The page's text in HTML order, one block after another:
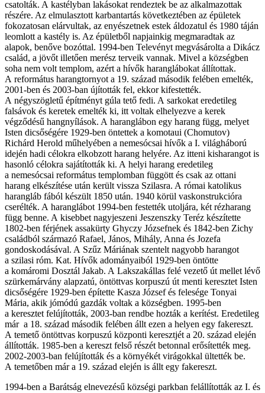
csatolták. A kastélyban lakásokat rendeztek be az alkalmazottak
részére. Az elmulasztott karbantartás következtében az épületek
fokozatosan elárvultak, az enyészetnek estek áldozatul és 1980 táján
leomlott a kastély is. Az épületből napjainkig megmaradtak az
alapok, benőve bozóttal. 1994-ben Televényt megvásárolta a Dikácz
család, a jövőt illetően merész terveik vannak. Mivel a községben
soha nem volt templom, azért a hívők haranglábokat állítottak.
A református harangtornyot a 19. század második felében emelték,
2001-ben és 2003-ban újították fel, ekkor kifestették.
A négyszögletű építményt gúla tető fedi. A sarkokat eredetileg
falsávok és keretek emelték ki, itt voltak elhelyezve a kerek
végződésű hangnyílások. A haranglábon egy harang függ, melyet
Isten dicsőségére 1929-ben öntettek a komotaui (Chomutov)
Richárd Herold műhelyében a nemesócsai hívők a I. világháború
idején hadi célokra elkobzott harang helyére. Az itteni kisharangot is
hasonló célokra sajátították ki. A helyi harang eredetileg
a nemesócsai református templomban függött és csak az ottani
harang elkészítése után került vissza Szilasra. A római katolikus
harangláb fából készült 1850 után. 1940 körül vaskonstrukcióra
cserélték. A haranglábot 1994-ben festették utoljára, két rézharang
függ benne. A kisebbet nagyjeszeni Jeszenszky Teréz készítette
1802-ben férjének assakürty Ghyczy Józsefnek és 1842-ben Zichy
családból származó Rafael, János, Mihály, Anna és Jozefa
gondoskodásával. A Szűz Máriának szentelt nagyobb harangot
a szilasi róm. Kat. Hívők adományaiból 1929-ben öntötte
a komáromi Dosztál Jakab. A Lakszakállas felé vezető út mellet lévő
szürkemárvány alapzatú, öntöttvas korpuszú út menti keresztet Isten
dicsőségére 1929-ben építette Kasza József és felesége Tonyai
Mária, akik jómódú gazdák voltak a községben. 1995-ben
a keresztet felújították, 2003-ban rendbe hozták a kerítést. Eredetileg
már a 18. század második felében állt ezen a helyen egy fakereszt.
A temető öntöttvas korpuszú központi keresztjét a 20. század elején
állították. 1985-ben a kereszt felső részét betonnal erősítették meg.
2002-2003-ban felújították és a környékét virágokkal ültették be.
A temetőben már a 19. század elején is állt egy fakereszt.
1994-ben a Barátság elnevezésű községi parkban felállították az I. és